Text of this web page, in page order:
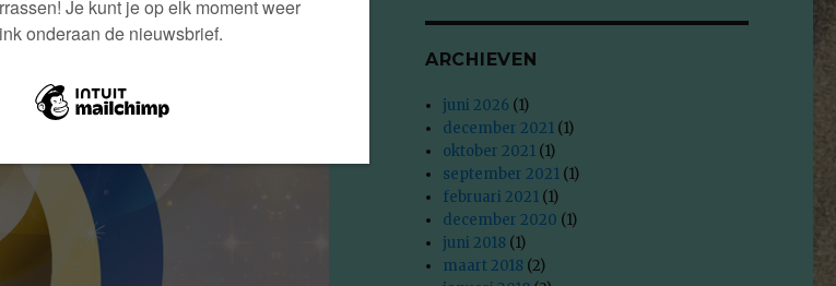
ARCHIEVEN
juni 2026 (1)
december 2021 (1)
oktober 2021 (1)
september 2021 (1)
februari 2021 (1)
december 2020 (1)
juni 2018 (1)
maart 2018 (2)